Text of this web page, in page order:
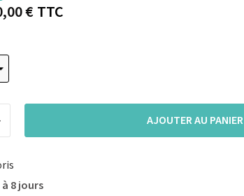
€TTC
AJOUTER AU PANIER
à 8 jours